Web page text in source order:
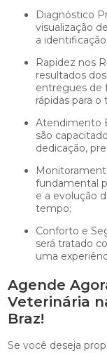
Diagnóstico Preciso: A ultrassonografia permite uma
visualização
a
Rapidez nos Resultados: Na Santa Roza Vet, os
resultados
entregues de
rápidas para
Atendimento Especializado: Os profissionais da clínica
são
dedicação,
Monitoramento Eficiente: A ultrassonografia é
fundamental
e a evolução
tempo;
Conforto e Segurança: Na Santa Roza Vet, seu animal
será tratado
uma
Agende
Veterinária
Braz!
Se você deseja